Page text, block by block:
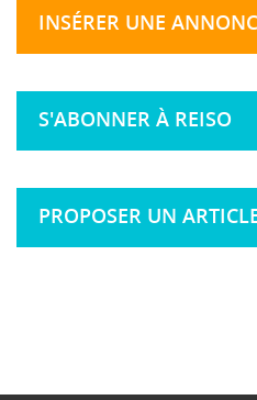
INSÉRER UNE
S'ABONNER À REISO
PROPOSER UN